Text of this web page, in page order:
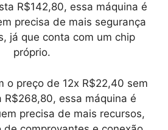
R$142,80, essa máquina é
precisa de mais segurança
já que conta com um chip
próprio.
o preço de 12x R$22,40 sem
R$268,80, essa máquina é
precisa de mais recursos,